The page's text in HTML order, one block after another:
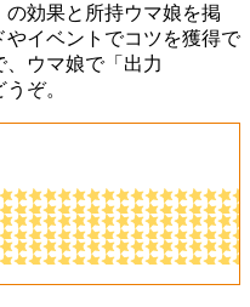
の効果と所持ウマ娘を掲
イベントでコツを獲得で
ウマ娘で「出力
ぞ。